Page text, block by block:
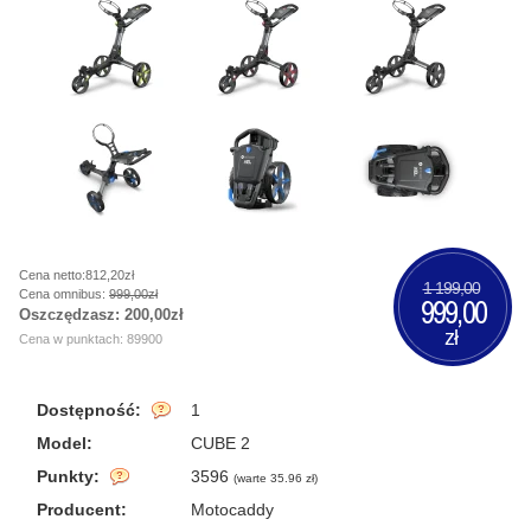
Dostępność:
1
Model:
CUBE 2
Punkty:
3596 (warte 35.96 zł)
Producent:
Motocaddy
Cena netto:812,20zł
Cena omnibus: 999,00zł
Oszczędzasz: 200,00zł
Cena w punktach: 89900
1 199,00
999,00
zł